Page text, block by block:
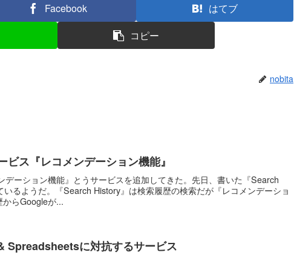
Facebook
はてブ
コピー
nobita
ス『レコメンデーション機能』
デーション機能』とうサービスを追加してきた。先日、書いた『Search
いるようだ。『Search History』は検索履歴の検索だが『レコメンデーショ
からGoogleが...
Spreadsheetsに対抗するサービス